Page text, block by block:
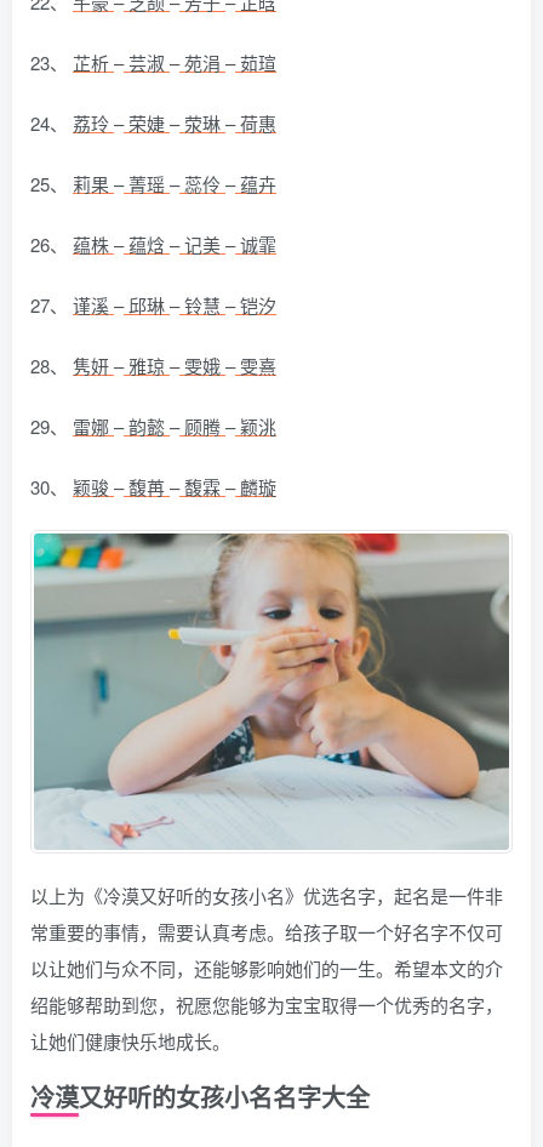
23、 芷析–芸淑 –苑涓 –茹瑄
24、 荔玲–荣婕–荥琳–荷惠
25、 莉果 –菁瑶–蕊伶 –蕴卉
26、 蕴株–蕴焓–记美–诚霏
27、 谨溪–邱琳–铃慧 –铠汐
28、 隽妍–雅琼–雯娥–雯熹
29、 雷娜–韵懿–顾腾–颖洮
30、 颖骏 –馥苒–馥霖 –麟璇
以上为《冷漠又好听的女孩小名》优选名字，起名是一件非
常重要的事情，需要认真考虑。给孩子取一个好名字不仅可
以让她们与众不同，还能够影响她们的一生。希望本文的介
绍能够帮助到您，祝愿您能够为宝宝取得一个优秀的名字，
让她们健康快乐地成长。
冷漠又好听的女孩小名名字大全